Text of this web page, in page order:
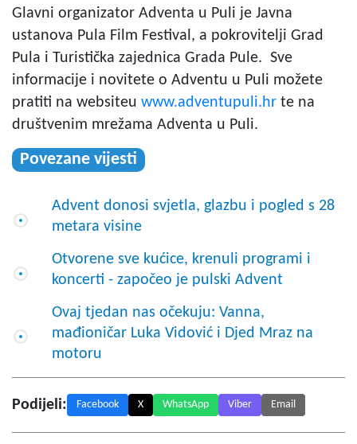
Glavni organizator Adventa u Puli je Javna
ustanova Pula Film Festival, a pokrovitelji Grad
Pula i Turistička zajednica Grada Pule. Sve
informacije i novitete o Adventu u Puli možete
pratiti na websiteu www.adventupuli.hr te na
društvenim mrežama Adventa u Puli.
Povezane vijesti
Advent donosi svjetla, glazbu i pogled s 28
metara visine
Otvorene sve kućice, krenuli programi i
koncerti - započeo je pulski Advent
Ovaj tjedan nas očekuju: Vanna,
mađioničar Luka Vidović i Djed Mraz na
motoru
Podijeli: Facebook X WhatsApp Viber Email